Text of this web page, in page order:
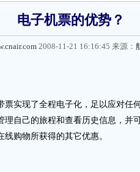
电子机票的优势？
2008-11-21 16:16:45 来源：
票实现了全程电子化，足以应对任
理自己的旅程和查看历史信息，并
购物所获得的其它优惠。